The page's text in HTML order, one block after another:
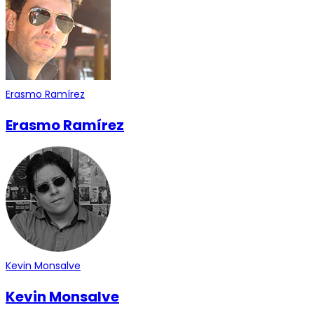
Erasmo Ramírez
Erasmo Ramírez
Kevin Monsalve
Kevin Monsalve